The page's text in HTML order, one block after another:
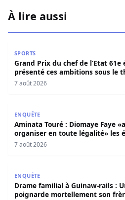
À lire aussi
SPORTS
Grand Prix du chef de l’Etat 61e
présenté ces ambitions sous le
7 août 2026
ENQUÊTE
Aminata Touré : Diomaye Faye
organiser en toute légalité» les
7 août 2026
ENQUÊTE
Drame familial à Guinaw-rails :
poignarde mortellement son